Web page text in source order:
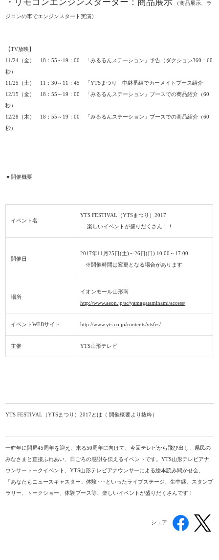
・リモコンエンジンスターター：商品展示
（商品展示、ラ
ジコンの車でエンジンスタート実演）
【TV放映】
11/24（金） 18：55～19：00 「みるるんステーション」予告（ダクション360：60
秒）
11/25（土） 11：30～11：45 「YTSまつり」中継番組でカーメイトブース紹介
12/15（金） 18：55～19：00 「みるるんステーション」ブースでの商品紹介（60
秒）
12/28（木） 18：55～19：00 「みるるんステーション」ブースでの商品紹介（60
秒）
▼開催概要
イベント名
YTS FESTIVAL（YTSまつり）2017
楽しいイベントが盛りだくさん！！
開催日
2017年11月25日(土)～26日(日) 10:00～17:00
※開催時間は変更となる場合があります
場所
イオンモール山形南
http://www.aeon.jp/sc/yamagataminami/access/
イベントWEBサイト http://www.yts.co.jp/contents/ytsfes/
主催 YTS山形テレビ
YTS FESTIVAL（YTSまつり）2017とは（ 開催概要より抜粋）
一昨年に開局45周年を迎え、来る50周年に向けて、今回テレビから飛び出し、県民の
みなさまと直接ふれあい、日ごろの感謝を伝えるイベントです。YTS山形テレビアナ
ウンサートークイベント、YTS山形テレビアナウンサーによる絵本読み聞かせ会、
「あなたもニュースキャスター」体験･･･といったライブステージ、生中継、スタンプ
ラリー、トークショー、体験ブース等、楽しいイベントが盛りだくさんです！
シェア